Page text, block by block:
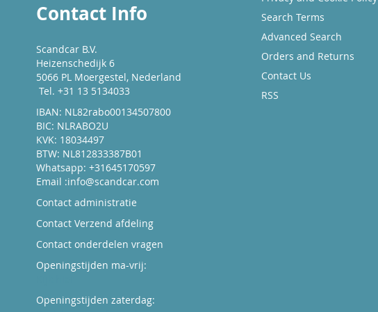
Contact Info
Scandcar B.V.
Heizenschedijk 6
5066 PL Moergestel, Nederland
Tel. +31 13 5134033
IBAN: NL82rabo00134507800
BIC: NLRABO2U
KVK: 18034497
BTW: NL812833387B01
Whatsapp: +31645170597
Email :info@scandcar.com
Contact administratie
Contact Verzend afdeling
Contact onderdelen vragen
Openingstijden ma-vrij:
Openingstijden zaterdag:
Search Terms
Advanced Search
Orders and Returns
Contact Us
RSS